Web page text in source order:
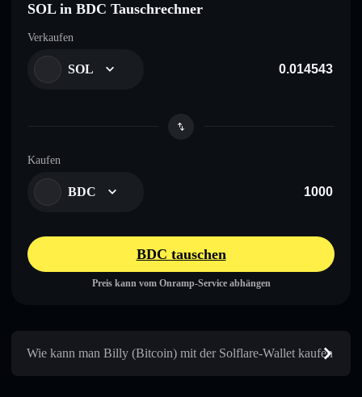
SOL in BDC Tauschrechner
Verkaufen
SOL
Kaufen
BDC
BDC tauschen
Preis kann vom Onramp-Service abhängen
Wie kann man Billy (Bitcoin) mit der Solflare-Wallet kaufen